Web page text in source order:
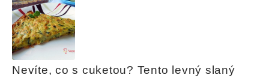
Nevíte, co s cuketou? Tento levný slaný